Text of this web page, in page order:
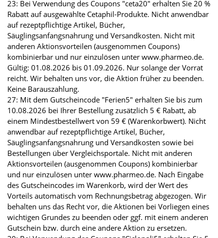
23: Bei Verwendung des Coupons "ceta20" erhalten Sie 20 %
Rabatt auf ausgewählte Cetaphil-Produkte. Nicht anwendbar
auf rezeptpflichtige Artikel, Bücher,
Säuglingsanfangsnahrung und Versandkosten. Nicht mit
anderen Aktionsvorteilen (ausgenommen Coupons)
kombinierbar und nur einzulösen unter www.pharmeo.de.
Gültig: 01.08.2026 bis 01.09.2026. Nur solange der Vorrat
reicht. Wir behalten uns vor, die Aktion früher zu beenden.
Keine Barauszahlung.
27: Mit dem Gutscheincode "Ferien5" erhalten Sie bis zum
10.08.2026 bei Ihrer Bestellung zusätzlich 5 € Rabatt, ab
einem Mindestbestellwert von 59 € (Warenkorbwert). Nicht
anwendbar auf rezeptpflichtige Artikel, Bücher,
Säuglingsanfangsnahrung und Versandkosten sowie bei
Bestellungen über Vergleichsportale. Nicht mit anderen
Aktionsvorteilen (ausgenommen Coupons) kombinierbar
und nur einzulösen unter www.pharmeo.de. Nach Eingabe
des Gutscheincodes im Warenkorb, wird der Wert des
Vorteils automatisch vom Rechnungsbetrag abgezogen. Wir
behalten uns das Recht vor, die Aktionen bei Vorliegen eines
wichtigen Grundes zu beenden oder ggf. mit einem anderen
Gutschein bzw. durch eine andere Aktion zu ersetzen.